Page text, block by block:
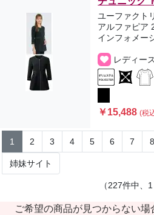
ユーファクト
アルファピア
インフォメー
レディース
￥15,488(税
1 2 3 4 5 6 7 8
姉妹サイト
（227件中、
ご希望の商品が見つからない場